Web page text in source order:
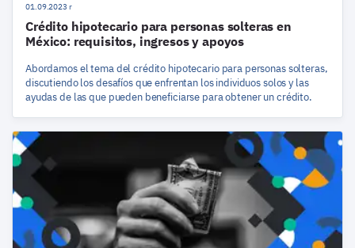
01.09.2023 r
Crédito hipotecario para personas solteras en
México: requisitos, ingresos y apoyos
Abordamos el tema del crédito hipotecario para personas solteras,
discutiendo los desafíos que enfrentan los individuos solos y las
ayudas de las que pueden beneficiarse para obtener un crédito.